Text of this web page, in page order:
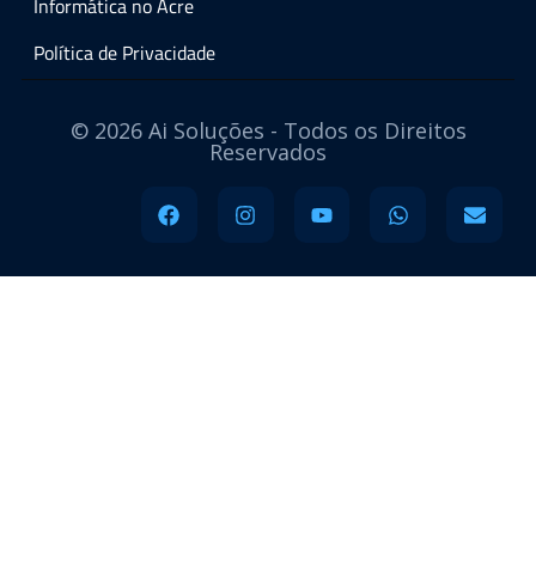
Informática no Acre
Política de Privacidade
© 2026 Ai Soluções - Todos os Direitos
Reservados